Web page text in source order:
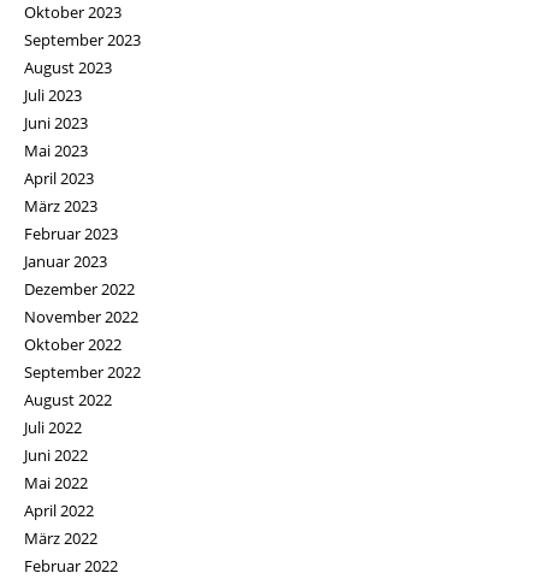
Oktober 2023
September 2023
August 2023
Juli 2023
Juni 2023
Mai 2023
April 2023
März 2023
Februar 2023
Januar 2023
Dezember 2022
November 2022
Oktober 2022
September 2022
August 2022
Juli 2022
Juni 2022
Mai 2022
April 2022
März 2022
Februar 2022